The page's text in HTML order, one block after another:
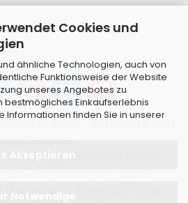
Cookies und
ähnliche Technologien, auch von
Funktionsweise der Website
unseres Angebotes zu
bestmögliches Einkaufserlebnis
Informationen finden Sie in unserer
Akzeptieren
Notwendige
© 2026 | Template von
& zzgl. Versandkosten
sind Eigentum Ihrer